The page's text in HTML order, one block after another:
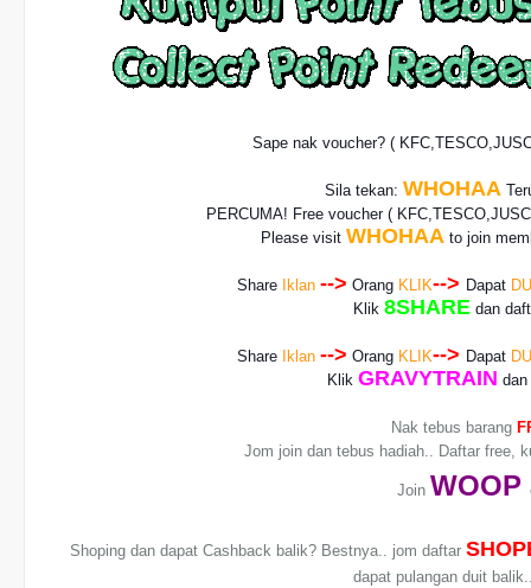
Sape nak voucher? (
Sila tekan: WHOHAA
PERCUMA! Free voucher(
Please visitWHOHAA to join
Share Iklan --> Orang KLIK--> Dapat
Klik8SHARE dan
Share Iklan --> Orang KLIK--> Dapat
Klik GRAVYTRAIN
Nak tebus barang
Jom join dan tebus hadiah.. Daftar free,
Join WOOP
Shoping dan dapat Cashback balik? Bestnya.. jom daftar
dapat pulangan duit